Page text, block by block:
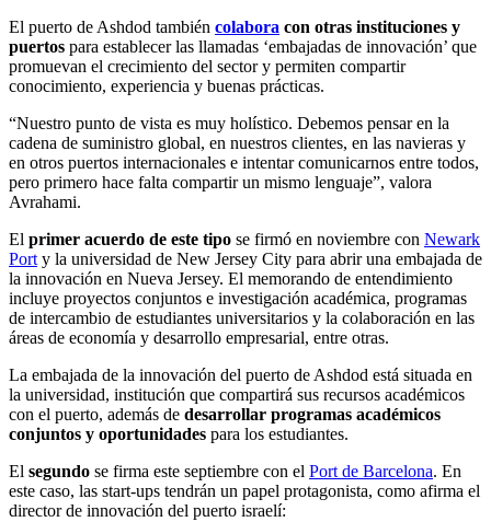
El puerto de Ashdod también colabora con otras instituciones y
puertos para establecer las llamadas ‘embajadas de innovación’ que
promuevan el crecimiento del sector y permiten compartir
conocimiento, experiencia y buenas prácticas.
“Nuestro punto de vista es muy holístico. Debemos pensar en la
cadena de suministro global, en nuestros clientes, en las navieras y
en otros puertos internacionales e intentar comunicarnos entre todos,
pero primero hace falta compartir un mismo lenguaje”, valora
Avrahami.
El primer acuerdo de este tipo se firmó en noviembre con Newark
Port y la universidad de New Jersey City para abrir una embajada de
la innovación en Nueva Jersey. El memorando de entendimiento
incluye proyectos conjuntos e investigación académica, programas
de intercambio de estudiantes universitarios y la colaboración en las
áreas de economía y desarrollo empresarial, entre otras.
La embajada de la innovación del puerto de Ashdod está situada en
la universidad, institución que compartirá sus recursos académicos
con el puerto, además de desarrollar programas académicos
conjuntos y oportunidades para los estudiantes.
El segundo se firma este septiembre con el Port de Barcelona. En
este caso, las start-ups tendrán un papel protagonista, como afirma el
director de innovación del puerto israelí: